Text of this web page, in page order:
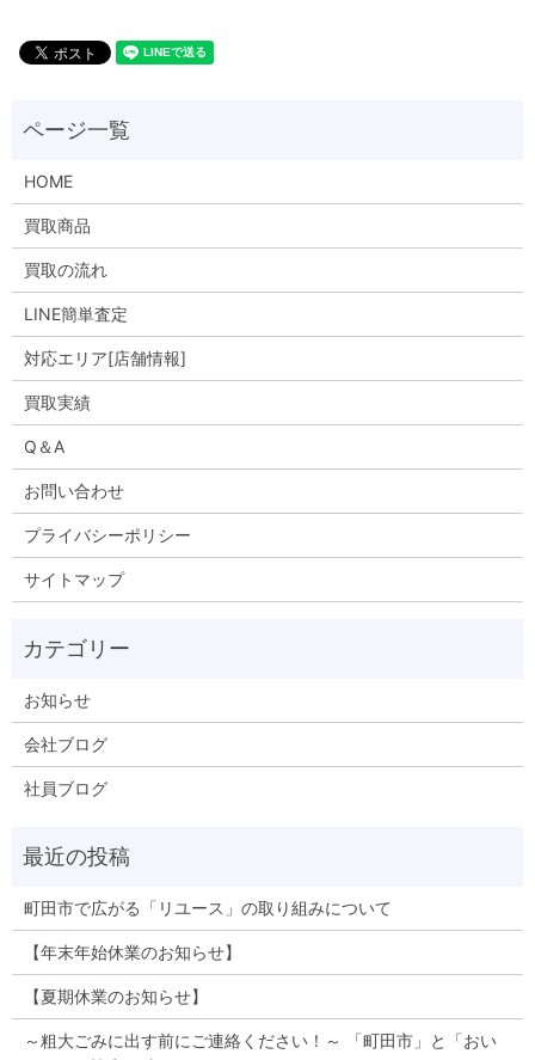
HOME
買取商品
買取の流れ
LINE簡単査定
対応エリア[店舗情報]
買取実績
Q＆A
お問い合わせ
プライバシーポリシー
サイトマップ
お知らせ
会社ブログ
社員ブログ
町田市で広がる「リユース」の取り組みについて
【年末年始休業のお知らせ】
【夏期休業のお知らせ】
～粗大ごみに出す前にご連絡ください！～ 「町田市」と「おい